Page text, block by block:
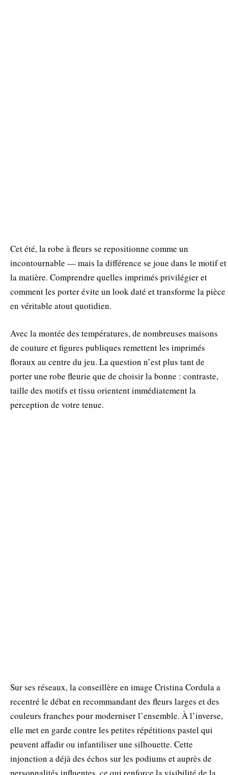
Cet été, la robe à fleurs se repositionne comme un
incontournable — mais la différence se joue dans le motif et
la matière. Comprendre quelles imprimés privilégier et
comment les porter évite un look daté et transforme la pièce
en véritable atout quotidien.
Avec la montée des températures, de nombreuses maisons
de couture et figures publiques remettent les imprimés
floraux au centre du jeu. La question n’est plus tant de
porter une robe fleurie que de choisir la bonne : contraste,
taille des motifs et tissu orientent immédiatement la
perception de votre tenue.
Sur ses réseaux, la conseillère en image Cristina Cordula a
recentré le débat en recommandant des fleurs larges et des
couleurs franches pour moderniser l’ensemble. À l’inverse,
elle met en garde contre les petites répétitions pastel qui
peuvent affadir ou infantiliser une silhouette. Cette
injonction a déjà des échos sur les podiums et auprès de